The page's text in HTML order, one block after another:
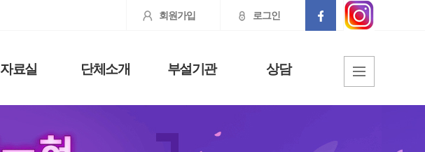
회원가입 로그인
자료실 단체소개 부설기관 상담